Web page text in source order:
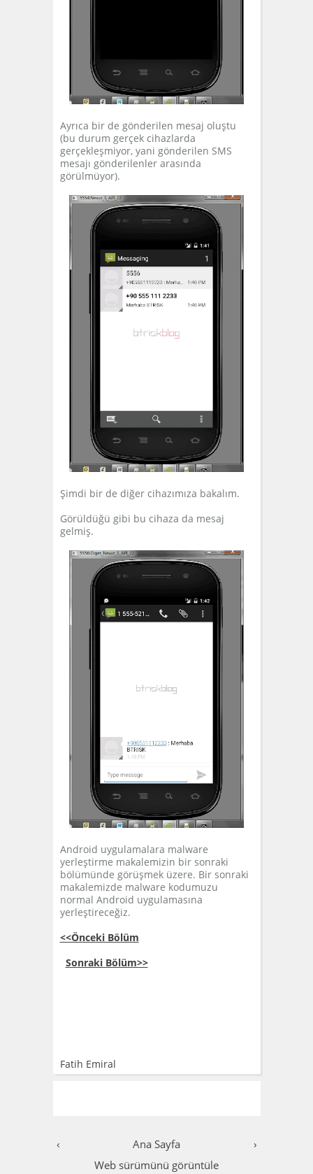
Ayrıca bir de gönderilen mesaj oluştu
(bu durum gerçek cihazlarda
gerçekleşmiyor, yani gönderilen SMS
mesajı gönderilenler arasında
görülmüyor).
Şimdi bir de diğer cihazımıza bakalım.
Görüldüğü gibi bu cihaza da mesaj
gelmiş.
Android uygulamalara malware
yerleştirme makalemizin bir sonraki
bölümünde görüşmek üzere. Bir sonraki
makalemizde malware kodumuzu
normal Android uygulamasına
yerleştireceğiz.
<<Önceki Bölüm
Sonraki Bölüm>>
Fatih Emiral
‹ ›
Ana Sayfa
Web sürümünü görüntüle